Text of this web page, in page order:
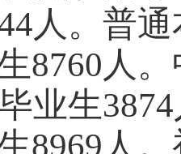
人。普
8760人
业生3874
8969人